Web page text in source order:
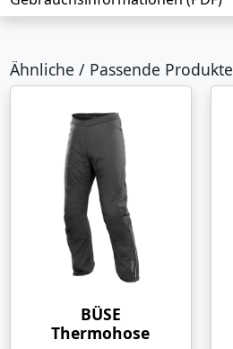
Ähnliche / Passende Produkte
BÜSE
Thermohose